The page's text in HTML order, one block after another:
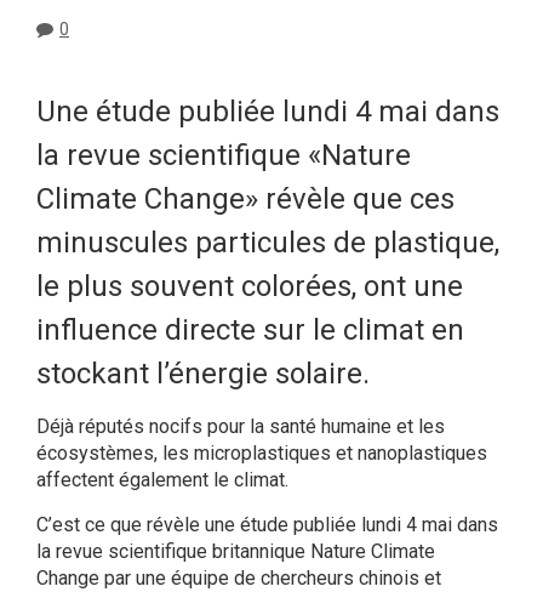
0
Une étude publiée lundi 4 mai dans
la revue scientifique «Nature
Climate Change» révèle que ces
minuscules particules de plastique,
le plus souvent colorées, ont une
influence directe sur le climat en
stockant l’énergie solaire.
Déjà réputés nocifs pour la santé humaine et les
écosystèmes, les microplastiques et nanoplastiques
affectent également le climat.
C’est ce que révèle une étude publiée lundi 4 mai dans
la revue scientifique britannique Nature Climate
Change par une équipe de chercheurs chinois et